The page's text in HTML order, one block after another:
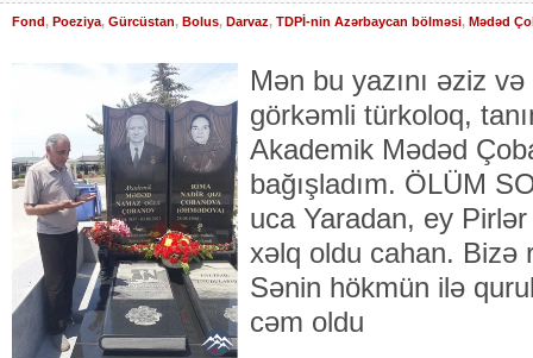
Fond, Poeziya, Gürcüstan, Bolus, Darvaz, TDPİ-nin Azərbaycan bölməsi, Mədəd
Mən bu yazını əziz
görkəmli türkoloq,
Akademik Mədəd
bağışladım. ÖLÜM
uca Yaradan, ey
xəlq oldu cahan. Bizə
Sənin hökmün ilə
cəm oldu